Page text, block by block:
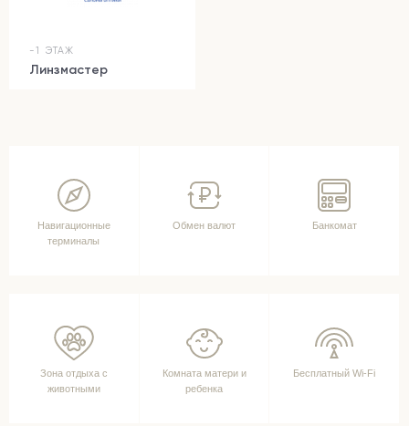
-1 ЭТАЖ
Линзмастер
Навигационные
терминалы
Обмен валют Банкомат
Зона отдыха с
животными
Комната матери и
ребенка
Бесплатный Wi-Fi